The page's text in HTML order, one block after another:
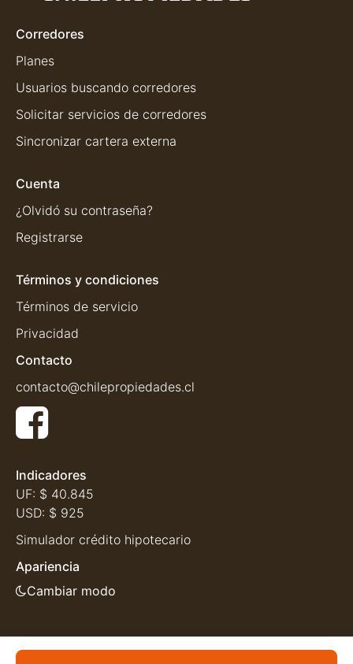
Corredores
Planes
Usuarios buscando corredores
Solicitar servicios de corredores
Sincronizar cartera externa
Cuenta
¿Olvidó su contraseña?
Registrarse
Términos y condiciones
Términos de servicio
Privacidad
Contacto
contacto@chilepropiedades.cl
Indicadores
UF: $ 40.845
USD: $ 925
Simulador crédito hipotecario
Apariencia
Cambiar modo